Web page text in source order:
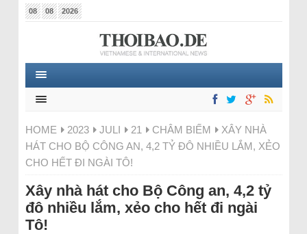
08 08 2026
HOME 2023 JULI 21 CHÂM BIẾM
XÂY NHÀ
HÁT CHO BỘ CÔNG AN, 4,2 TỶ ĐÔ NHIỀU LẮM, XẺO
CHO HẾT ĐI NGÀI TÔ!
Xây nhà hát cho Bộ Công an, 4,2 tỷ
đô nhiều lắm, xẻo cho hết đi ngài
Tô!